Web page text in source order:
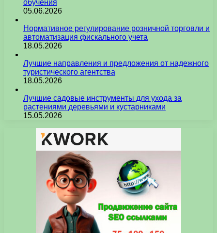
обучения
05.06.2026
Нормативное регулирование розничной торговли и
автоматизация фискального учета
18.05.2026
Лучшие направления и предложения от надежного
туристического агентства
18.05.2026
Лучшие садовые инструменты для ухода за
растениями деревьями и кустарниками
15.05.2026